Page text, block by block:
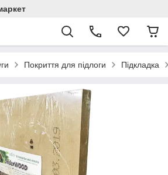
Покриття для підлоги Підкладка